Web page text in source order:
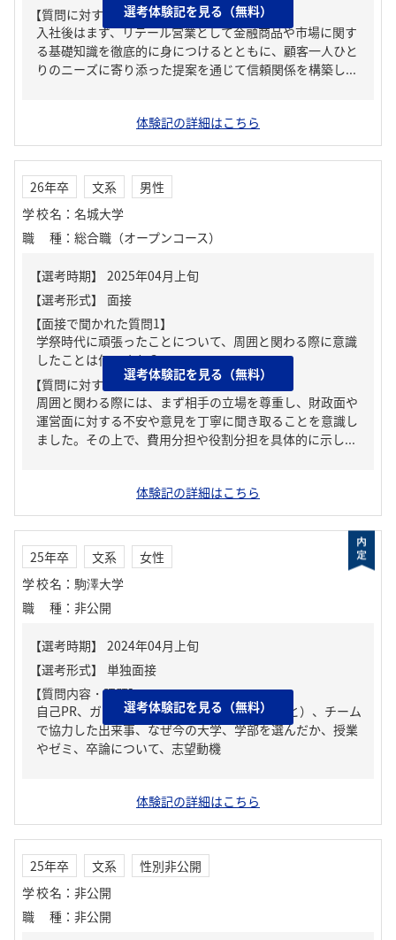
【質問に対する回答1】
入社後はまず、リテール営業として金融商品や市場に関す
る基礎知識を徹底的に身につけるとともに、顧客一人ひと
りのニーズに寄り添った提案を通じて信頼関係を構築し...
選考体験記を見る（無料）
体験記の詳細はこちら
26年卒 文系
男性
学校名 ： 名城大学
職種 ： 総合職（オープンコース）
【面接で聞かれた質問1】
学祭時代に頑張ったことについて、周囲と関わる際に意識
したことは何ですか？
【質問に対する回答1】
周囲と関わる際には、まず相手の立場を尊重し、財政面や
運営面に対する不安や意見を丁寧に聞き取ることを意識し
ました。その上で、費用分担や役割分担を具体的に示し...
選考体験記を見る（無料）
体験記の詳細はこちら
25年卒 文系
女性
学校名 ： 駒澤大学
職種 ： 非公開
【質問内容・課題】
自己PR、ガクチカ（学生時代に力を入れたこと）、チーム
で協力した出来事、なぜ今の大学、学部を選んだか、授業
やゼミ、卒論について、志望動機
選考体験記を見る（無料）
体験記の詳細はこちら
25年卒 文系
性別非公開
学校名 ： 非公開
職種 ： 非公開